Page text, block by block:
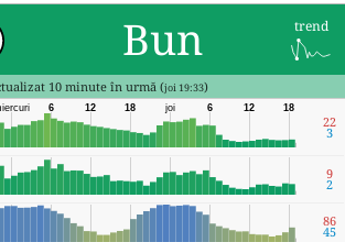
Bun trend
10 minute în urmă (joi 19:33)
18
12
6
joi
18
12
6
22
3
9
2
86
45